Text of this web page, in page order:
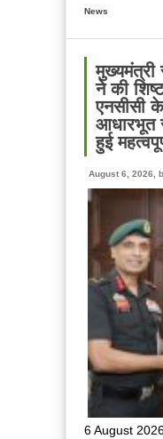
में
के
पदक
और
को
धामी
ने
किया
News
मुख्यमंत्री
ने की
एनसीसी
आधारभूत
हुई
August 6, 2026,
6 August